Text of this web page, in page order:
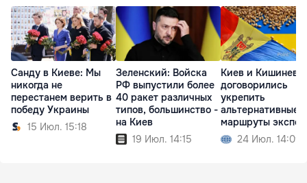
Санду в Киеве: Мы
никогда не
перестанем верить в
победу Украины
15 Июл. 15:18
Зеленский: Войска
РФ выпустили более
40 ракет различных
типов, большинство -
на Киев
19 Июл. 14:15
Киев и Кишинев
договорились
укрепить
альтернативные
маршруты
зерна24 Июл. 14:09